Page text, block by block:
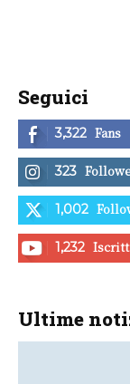
Seguici
3,322 Fans
323
1,002
1,232
Ultime